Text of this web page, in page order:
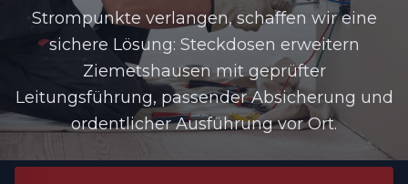
Strompunkte verlangen, schaffen wir eine
sichere Lösung: Steckdosen erweitern
Ziemetshausen mit geprüfter
Leitungsführung, passender Absicherung und
ordentlicher Ausführung vor Ort.